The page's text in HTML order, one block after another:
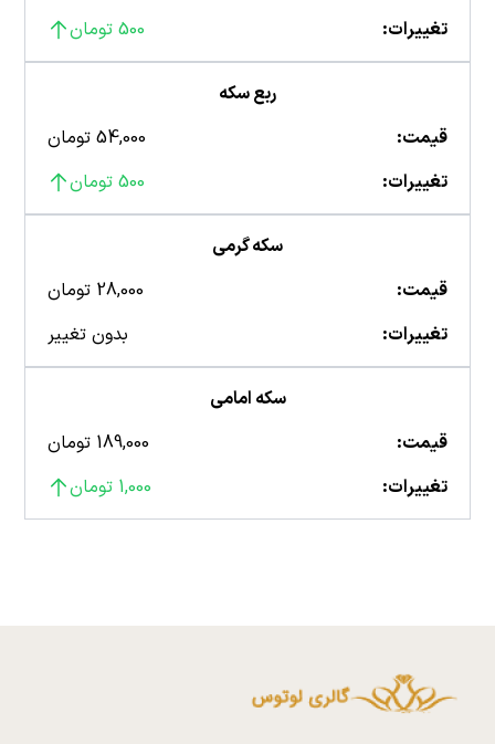
تغییرات:
500 تومان
ربع سکه
قیمت:
54,000 تومان
تغییرات:
500 تومان
سکه گرمی
قیمت:
28,000 تومان
تغییرات:
بدون تغییر
سکه امامی
قیمت:
189,000 تومان
تغییرات:
1,000 تومان